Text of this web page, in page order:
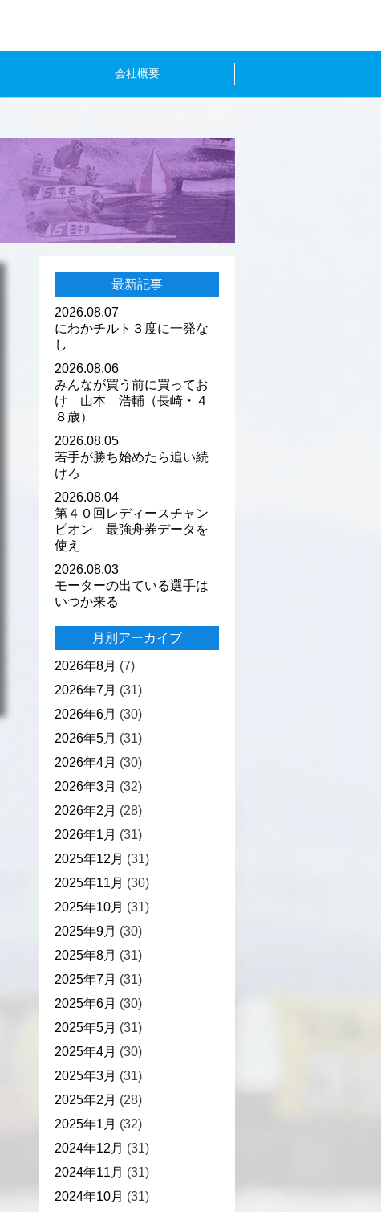
会社概要
最新記事
2026.08.07
にわかチルト３度に一発な
し
2026.08.06
みんなが買う前に買ってお
け 山本 浩輔（長崎・４
８歳）
2026.08.05
若手が勝ち始めたら追い続
けろ
2026.08.04
第４０回レディースチャン
ピオン 最強舟券データを
使え
2026.08.03
モーターの出ている選手は
いつか来る
月別アーカイブ
2026年8月 (7)
2026年7月 (31)
2026年6月 (30)
2026年5月 (31)
2026年4月 (30)
2026年3月 (32)
2026年2月 (28)
2026年1月 (31)
2025年12月 (31)
2025年11月 (30)
2025年10月 (31)
2025年9月 (30)
2025年8月 (31)
2025年7月 (31)
2025年6月 (30)
2025年5月 (31)
2025年4月 (30)
2025年3月 (31)
2025年2月 (28)
2025年1月 (32)
2024年12月 (31)
2024年11月 (31)
2024年10月 (31)